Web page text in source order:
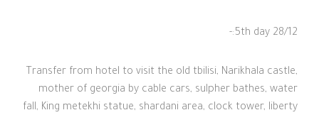
5th day 28/12:-
Transfer from hotel to visit the old tbilisi, Narikhala castle,
mother of georgia by cable cars, sulpher bathes, water
fall, King metekhi statue, shardani area, clock tower, liberty